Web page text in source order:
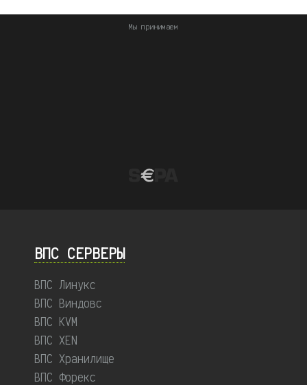
Мы принимаем
ВПС СЕРВЕРЫ
ВПС Линукс
ВПС Виндовс
ВПС KVM
ВПС XEN
ВПС Хранилище
ВПС Форекс